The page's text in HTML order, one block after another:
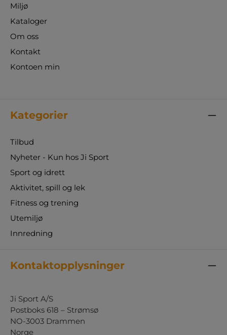
Miljø
Kataloger
Om oss
Kontakt
Kontoen min
Kategorier
Tilbud
Nyheter - Kun hos Ji Sport
Sport og idrett
Aktivitet, spill og lek
Fitness og trening
Utemiljø
Innredning
Kontaktopplysninger
Ji Sport A/S
Postboks 618 – Strømsø
NO-3003 Drammen
Norge